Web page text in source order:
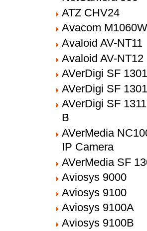
ATZ CHV24
Avacom M1060W
Avaloid AV-NT11
Avaloid AV-NT12
AVerDigi SF 1301
AVerDigi SF
AVerDigi SF
B
AVerMedia
IP Camera
AVerMedia SF
Aviosys 9000
Aviosys 9100
Aviosys 9100A
Aviosys 9100B